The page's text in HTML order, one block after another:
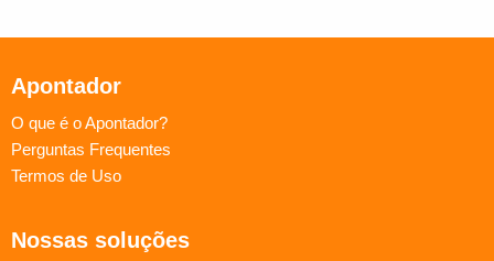
Apontador
O que é o Apontador?
Perguntas Frequentes
Termos de Uso
Nossas soluções